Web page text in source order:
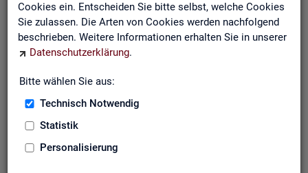
Cookies ein. Entscheiden Sie bitte selbst, welche Cookies
Sie zulassen. Die Arten von Cookies werden nachfolgend
beschrieben. Weitere Informationen erhalten Sie in unserer
Datenschutzerklärung.
Bitte wählen Sie aus:
Technisch Notwendig
Statistik
Personalisierung
Un­ter­be­schäf­ti­gung
Wie viele Menschen suchen Arbeit oder haben